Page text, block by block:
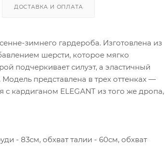
ДОСТАВКА И ОПЛАТА
зимнего гардероба. Изготовлена из
шерсти, которое мягко
подчеркивает силуэт, а эластичный
представлена в трех оттенках —
с кардиганом ELEGANT из того же дропа,
- 83см, обхват талии - 60см, обхват